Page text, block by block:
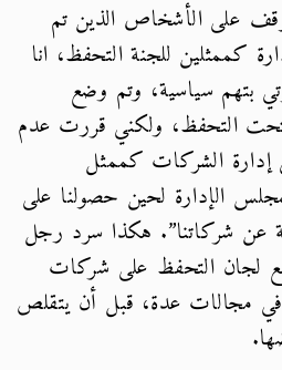
على الأشخاص الذين تم
كممثلين للجنة التحفظ، انا
بتهم سياسية، وتم وضع
تحت التحفظ، ولكني قررت عدم
إدارة الشركات كممثل
الإدارة لحين حصولنا على
عن شركاتنا”. هكذا سرد رجل
لجان التحفظ على شركات
مجالات عدة، قبل أن يتقلص